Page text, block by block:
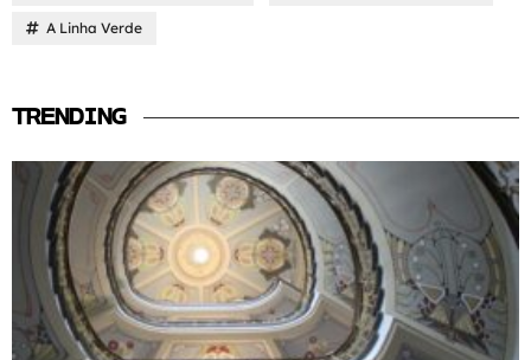
A Linha Verde
TRENDING